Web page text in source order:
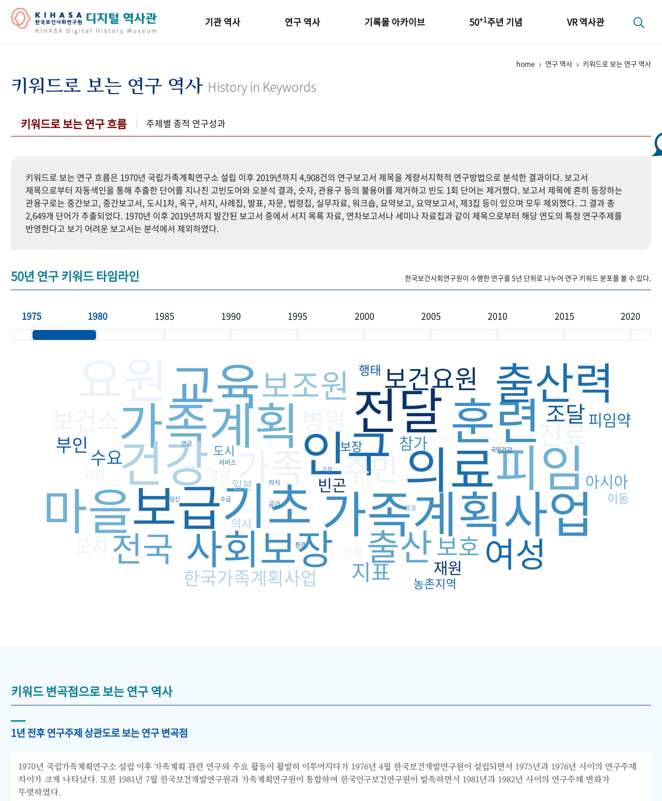
기관 역사
연구원 사람들
연구 역사
키워드로 보는 연구 역사
기록물 아카이브 50+1주년 기념 VR 역사관
home 연구 역사 키워드로 보는 연구 역사
키워드로 보는 연구 역사 History in Keywords
키워드로 보는 연구 흐름 주제별 종적 연구성과
키워드로 보는 연구 흐름은 1970년 국립가족계획연구소 설립 이후 2019년까지 4,908건의 연구보고서 제목을 계량서지학적 연구방법으로 분석한 결과이다. 보고서
제목으로부터 자동색인을 통해 추출한 단어를 지나친 고빈도어와 오분석 결과, 숫자, 관용구 등의 불용어를 제거하고 빈도 1회 단어는 제거했다. 보고서 제목에 흔히 등장하는
관용구로는 중간보고, 중간보고서, 도시1차, 옥구, 서지, 사례집, 발표, 자문, 법령집, 실무자료, 워크숍, 요약보고, 요약보고서, 제3집 등이 있으며 모두 제외했다. 그 결과 총
2,649개 단어가 추출되었다. 1970년 이후 2019년까지 발간된 보고서 중에서 서지 목록 자료, 연차보고서나 세미나 자료집과 같이 제목으로부터 해당 연도의 특정 연구주제를
반영한다고 보기 어려운 보고서는 분석에서 제외하였다.
50년 연구 키워드 타임라인 한국보건사회연구원이 수행한 연구를 5년 단위로 나누어 연구 키워드 분포를 볼 수 있다.
1975 1980 1985 1990 1995 2000 2005 2010 2015 2020
인구의료
기초
전달
가족계획
가족계획사업
피임
보급
건강
교육
훈련
마을
출산력
사회보장
가족
출산
전국 여성
보조원
주민
진료
보건요원
보호
지표
조달
한국가족계획사업
수요
부인
아시아
참가
빈곤
피임약
재원
보장
행태
이동
도시
농촌지역
의사
일본
서비스
공급
의식
가정
연금
노인
국민건강
수급
환경
임신
인공
중절
키워드 변곡점으로 보는 연구 역사
1년 전후 연구주제 상관도로 보는 연구 변곡점
1970년 국립가족계획연구소 설립 이후 가족계획 관련 연구와 주요 활동이 활발히 이루어지다가 1976년 4월 한국보건개발연구원이 설립되면서 1975년과 1976년 사이의 연구주제
차이가 크게 나타났다. 또한 1981년 7월 한국보건개발연구원과 가족계획연구원이 통합하여 한국인구보건연구원이 발족하면서 1981년과 1982년 사이의 연구주제 변화가
뚜렷하였다.